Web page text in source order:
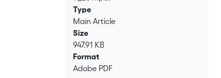
de Credit Default Swap (CDS). Les
équations d'Hamilton-Jacobi-Bellman
des fonctions de valeur sont dérivées.
Les primes de CDS des acheteurs et
des vendeurs sont déterminées grâce à
des méthodes numériques, sur la base
de l'indifférence des deux problèmes de
Type
Main Article
Size
947.91 KB
Format
Adobe PDF